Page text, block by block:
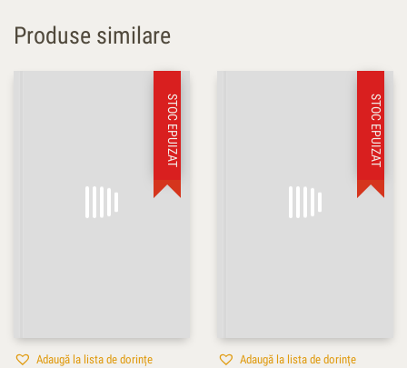
Produse similare
STOC EPUIZAT
Adaugă la lista de dorințe
STOC EPUIZAT
Adaugă la lista de dorințe